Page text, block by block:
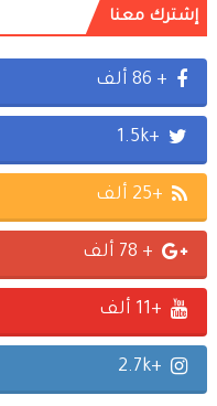
إشترك معنا
+ 86 ألف
+1.5k
+25 ألف
+ 78 ألف
+11 ألف
+2.7k